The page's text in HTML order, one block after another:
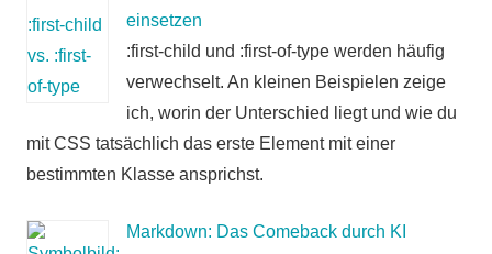
einsetzen
:first-child und :first-of-type werden häufig
verwechselt. An kleinen Beispielen zeige
ich, worin der Unterschied liegt und wie du
mit CSS tatsächlich das erste Element mit einer
bestimmten Klasse ansprichst.
Markdown: Das Comeback durch KI